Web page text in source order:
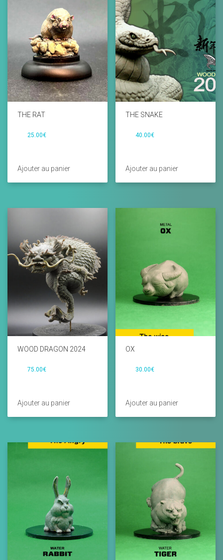
THE RAT
25.00€
Ajouter au panier
THE SNAKE
40.00€
Ajouter au panier
WOOD DRAGON 2024
75.00€
Ajouter au panier
OX
30.00€
Ajouter au panier